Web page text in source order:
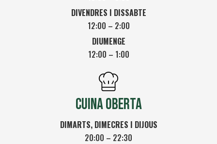
DIVENDRES I DISSABTE
12:00 – 2:00
DIUMENGE
12:00 – 1:00
CUINA OBERTA
DIMARTS, DIMECRES I DIJOUS
20:00 – 22:30